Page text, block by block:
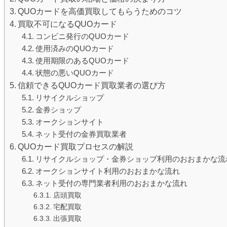
QUOカードを高価買取してもらうためのコツ
買取不可になるQUOカード
コンビニ発行のQUOカード
使用済みのQUOカード
使用期限のあるQUOカード
状態の悪いQUOカード
信頼できるQUOカード買取業者の選び方
リサイクルショップ
金券ショップ
オークションサイト
ネット受付の金券買取業者
QUOカード買取プロセスの解説
リサイクルショップ・金券ショップ利用のおおまかな流
オークションサイト利用のおおまかな流れ
ネット受付の専門業者利用のおおまかな流れ
店頭買取
宅配買取
出張買取